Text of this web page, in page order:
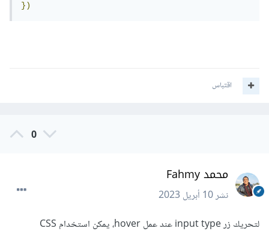
})
اقتباس
0
محمد Fahmy
نشر10 أبريل 2023
لتحريك زر input type عند عمل hover، يمكن استخدام CSS